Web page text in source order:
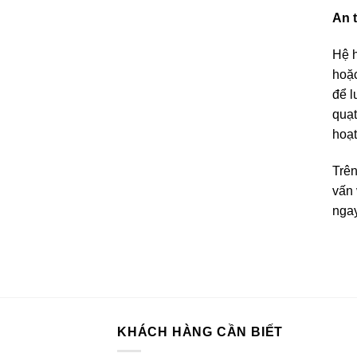
An
Hệ
để
vấn
KHÁCH HÀNG CẦN BIẾT